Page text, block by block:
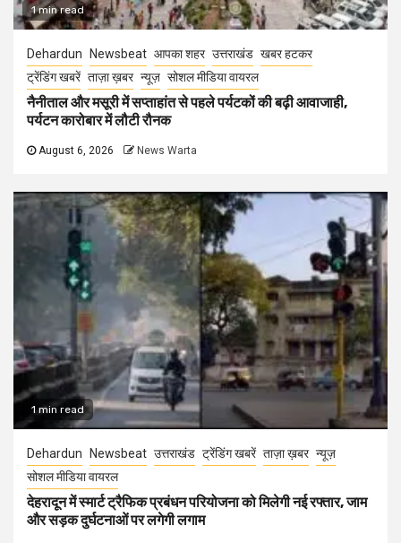
1 min read
Dehardun Newsbeat आपका शहर उत्तराखंड खबर हटकर
ट्रेंडिंग खबरें ताज़ा ख़बर न्यूज़ सोशल मीडिया वायरल
नैनीताल और मसूरी में सप्ताहांत से पहले पर्यटकों की बढ़ी आवाजाही,
पर्यटन कारोबार में लौटी रौनक
August 6, 2026 News Warta
1 min read
Dehardun Newsbeat उत्तराखंड ट्रेंडिंग खबरें ताज़ा ख़बर न्यूज़
सोशल मीडिया वायरल
देहरादून में स्मार्ट ट्रैफिक प्रबंधन परियोजना को मिलेगी नई रफ्तार, जाम
और सड़क दुर्घटनाओं पर लगेगी लगाम